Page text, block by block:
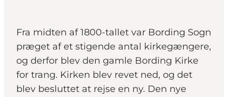
Fra midten af 1800-tallet var Bording Sogn
præget af et stigende antal kirkegængere,
og derfor blev den gamle Bording Kirke
for trang. Kirken blev revet ned, og det
blev besluttet at rejse en ny. Den nye